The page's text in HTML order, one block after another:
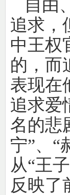
自由
追求，
中王权
的，而
表现在
追求爱
名的悲
宁”、“
从“王
反映了